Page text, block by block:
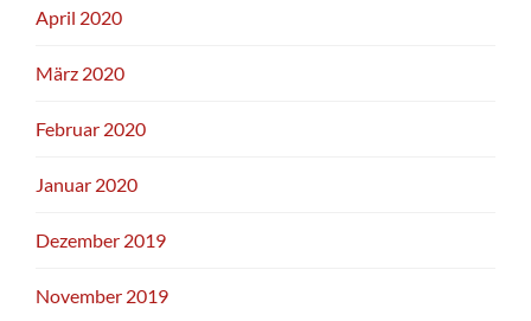
April 2020
März 2020
Februar 2020
Januar 2020
Dezember 2019
November 2019